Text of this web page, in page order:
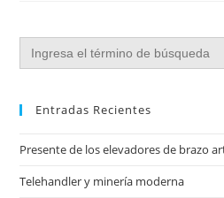
Buscar:
Entradas Recientes
Presente de los elevadores de brazo
Telehandler y minería moderna